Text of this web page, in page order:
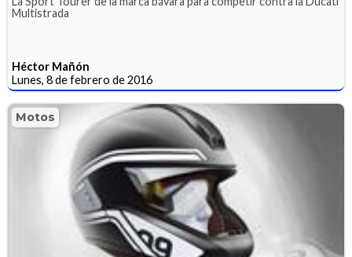
Multistrada
Héctor Mañón
Lunes, 8 de febrero de 2016
Motos